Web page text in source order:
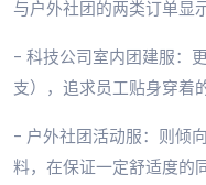
与户外社团的两类订单显
- 科技公司室内团建服：
支），追求员工贴身穿着
- 户外社团活动服：则倾
料，在保证一定舒适度的